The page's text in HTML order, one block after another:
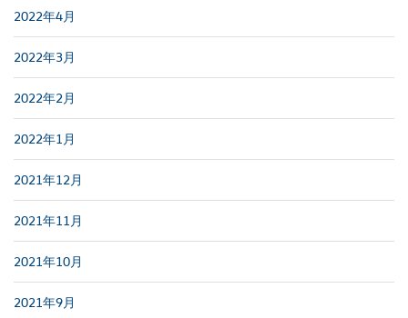
2022年4月
2022年3月
2022年2月
2022年1月
2021年12月
2021年11月
2021年10月
2021年9月